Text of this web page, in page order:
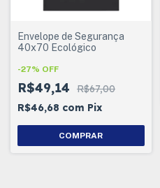
Envelope de Segurança
40x70 Ecológico
-27% OFF
R$49,14
R$67,00
R$46,68 com Pix
COMPRAR